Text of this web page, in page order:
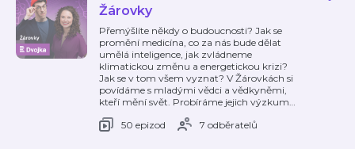
Žárovky
Přemýšlíte někdy o budoucnosti? Jak se
promění medicína, co za nás bude dělat
umělá inteligence, jak zvládneme
klimatickou změnu a energetickou krizi?
Jak se v tom všem vyznat? V Žárovkách si
povídáme s mladými vědci a vědkyněmi,
kteří mění svět. Probíráme jejich výzkum…
50 epizod
7 odběratelů